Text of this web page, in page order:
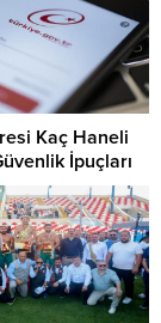
Kaç Haneli
İpuçları